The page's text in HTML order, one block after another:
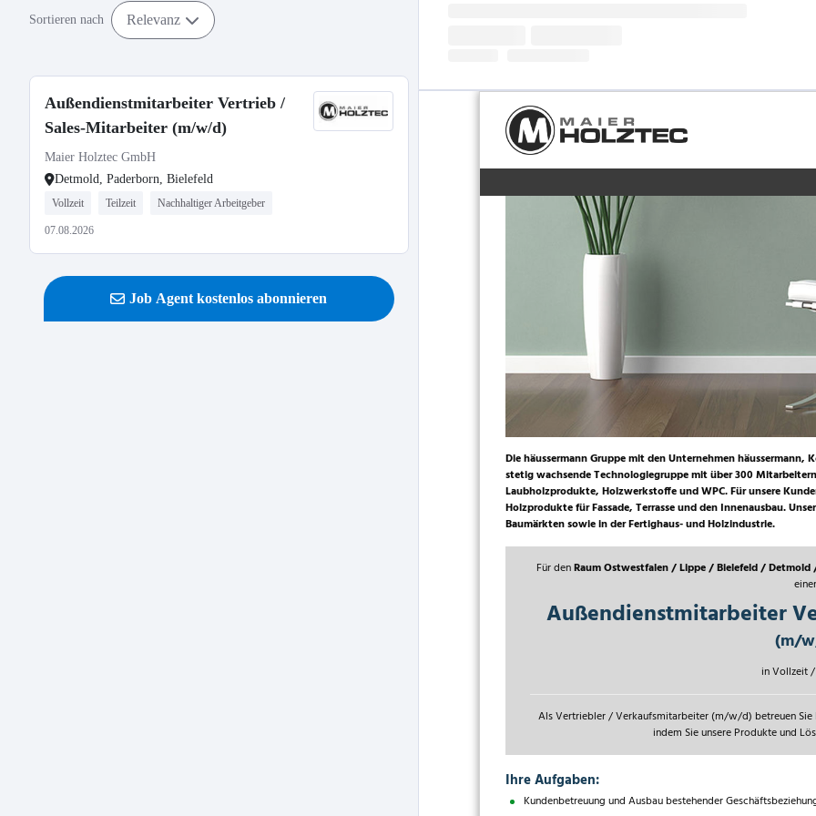
Sortieren nach Relevanz
Außendienstmitarbeiter Vertrieb /
Sales-Mitarbeiter (m/w/d)
Maier Holztec GmbH
Detmold, Paderborn, Bielefeld
Vollzeit Teilzeit Nachhaltiger Arbeitgeber
07.08.2026
Job Agent kostenlos abonnieren